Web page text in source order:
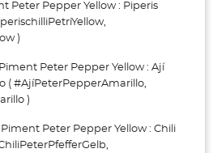
Peter Pepper Yellow : Piperis
)
Peter Pepper Yellow : Ají
( #AjíPeterPepperAmarillo,
)
Peter Pepper Yellow : Chili